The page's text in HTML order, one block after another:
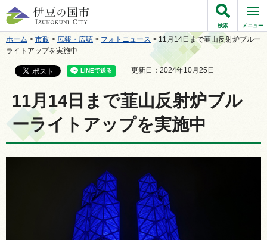
伊豆の国市
検索 メニュー
ホーム > 市政 > 広報・広聴 > フォトニュース > 11月14日まで韮山反射炉ブルー
ライトアップを実施中
更新日：2024年10月25日
11月14日まで韮山反射炉ブル
ーライトアップを実施中